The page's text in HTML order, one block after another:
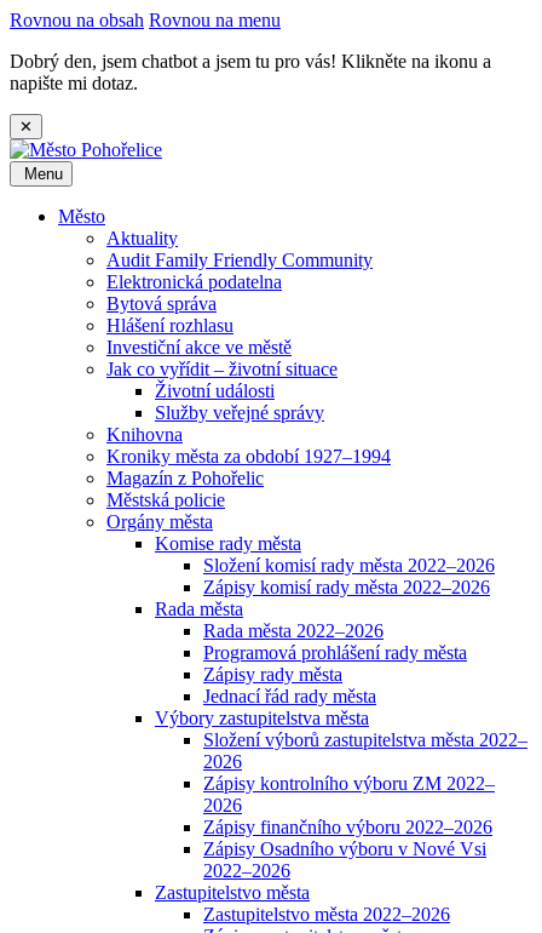
Rovnou na obsah Rovnou na menu
Dobrý den, jsem chatbot a jsem tu pro vás! Klikněte na ikonu a
napište mi dotaz.
✕
Menu
Město
Aktuality
Audit Family Friendly Community
Elektronická podatelna
Bytová správa
Hlášení rozhlasu
Investiční akce ve městě
Jak co vyřídit – životní situace
Životní události
Služby veřejné správy
Knihovna
Kroniky města za období 1927–1994
Magazín z Pohořelic
Městská policie
Orgány města
Komise rady města
Složení komisí rady města 2022–2026
Zápisy komisí rady města 2022–2026
Rada města
Rada města 2022–2026
Programová prohlášení rady města
Zápisy rady města
Jednací řád rady města
Výbory zastupitelstva města
Složení výborů zastupitelstva města 2022–
2026
Zápisy kontrolního výboru ZM 2022–
2026
Zápisy finančního výboru 2022–2026
Zápisy Osadního výboru v Nové Vsi
2022–2026
Zastupitelstvo města
Zastupitelstvo města 2022–2026